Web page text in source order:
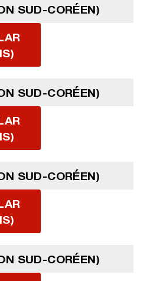
SUD-CORÉEN)
SUD-CORÉEN)
SUD-CORÉEN)
SUD-CORÉEN)